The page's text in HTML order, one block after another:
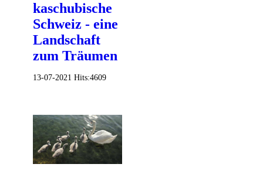
kaschubische
Schweiz - eine
Landschaft
zum Träumen
13-07-2021 Hits:4609